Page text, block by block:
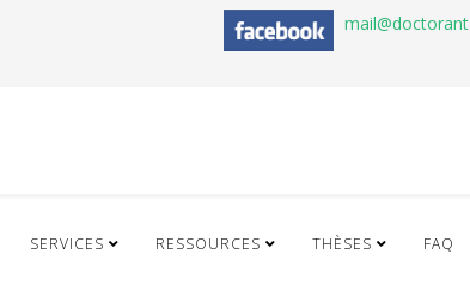
mail@doctorant
SERVICES RESSOURCES THÈSES FAQ